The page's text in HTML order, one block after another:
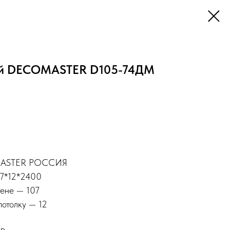
DECOMASTER D105-74ДМ
РОССИЯ
— 107
— 12